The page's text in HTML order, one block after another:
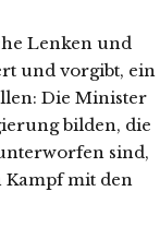
Lenken und
und vorgibt, ein
Die Minister
bilden, die
sind,
Kampf mit den